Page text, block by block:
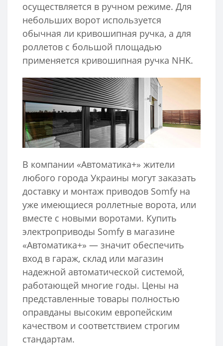
осуществляется в ручном режиме. Для
небольших ворот используется
обычная ли кривошипная ручка, а для
роллетов с большой площадью
применяется кривошипная ручка NHK.
В компании «Автоматика+» жители
любого города Украины могут заказать
доставку и монтаж приводов Somfy на
уже имеющиеся роллетные ворота, или
вместе с новыми воротами. Купить
электроприводы Somfy в магазине
«Автоматика+» — значит обеспечить
вход в гараж, склад или магазин
надежной автоматической системой,
работающей многие годы. Цены на
представленные товары полностью
оправданы высоким европейским
качеством и соответствием строгим
стандартам.